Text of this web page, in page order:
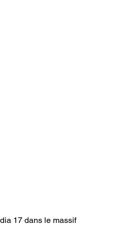
17 dans le massif